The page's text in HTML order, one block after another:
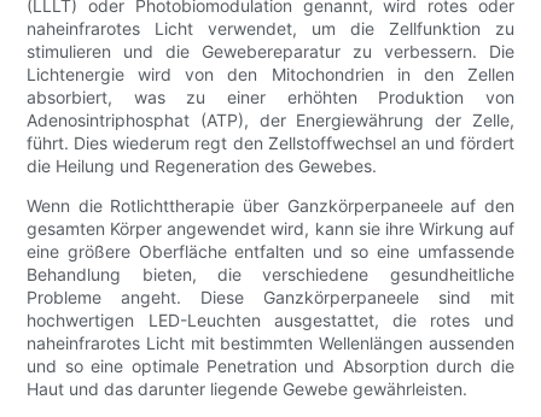
(LLLT) oder Photobiomodulation genannt, wird rotes oder
naheinfrarotes Licht verwendet, um die Zellfunktion zu
stimulieren und die Gewebereparatur zu verbessern. Die
Lichtenergie wird von den Mitochondrien in den Zellen
absorbiert, was zu einer erhöhten Produktion von
Adenosintriphosphat (ATP), der Energiewährung der Zelle,
führt. Dies wiederum regt den Zellstoffwechsel an und fördert
die Heilung und Regeneration des Gewebes.
Wenn die Rotlichttherapie über Ganzkörperpaneele auf den
gesamten Körper angewendet wird, kann sie ihre Wirkung auf
eine größere Oberfläche entfalten und so eine umfassende
Behandlung bieten, die verschiedene gesundheitliche
Probleme angeht. Diese Ganzkörperpaneele sind mit
hochwertigen LED-Leuchten ausgestattet, die rotes und
naheinfrarotes Licht mit bestimmten Wellenlängen aussenden
und so eine optimale Penetration und Absorption durch die
Haut und das darunter liegende Gewebe gewährleisten.